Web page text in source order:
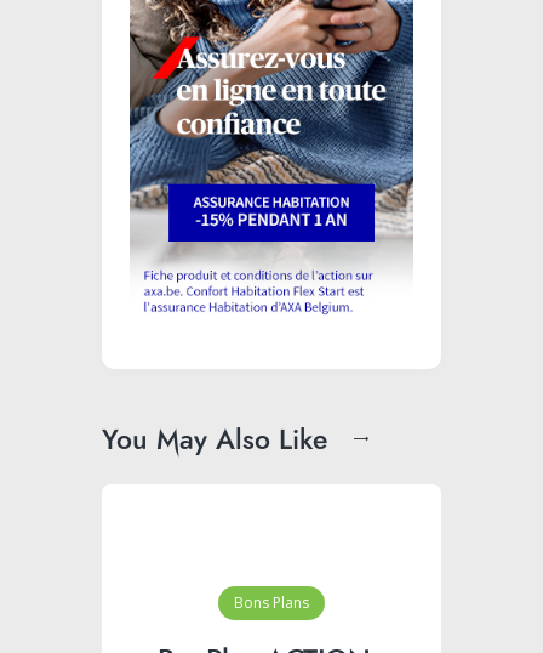
You May Also Like
Bons Plans